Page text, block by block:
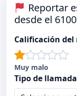
Reportar
desde el
Calificación
Muy malo
Tipo de llamada